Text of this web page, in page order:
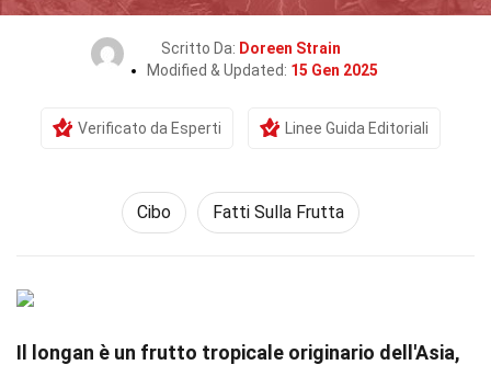
Scritto Da: Doreen Strain
Modified & Updated: 15 Gen 2025
Verificato da Esperti Linee Guida Editoriali
Cibo Fatti Sulla Frutta
Il longan è un frutto tropicale originario dell'Asia,